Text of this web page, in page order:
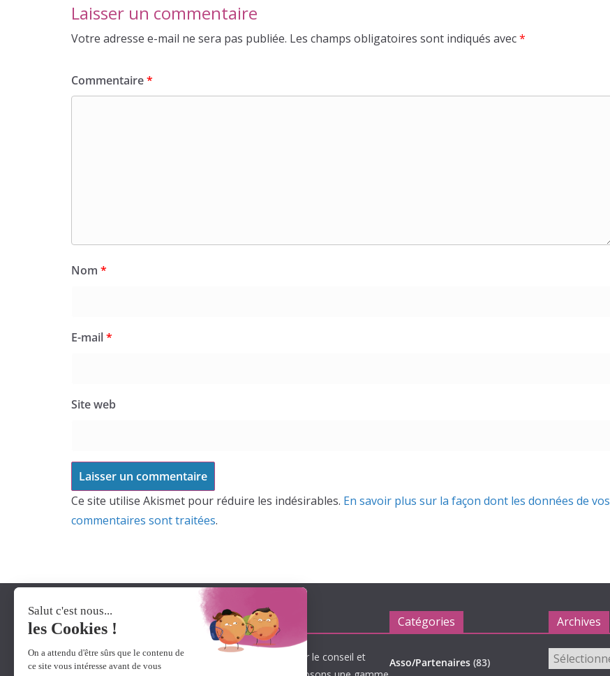
Laisser un commentaire
Votre adresse e-mail ne sera pas publiée. Les champs obligatoires sont indiqués avec*
Commentaire*
Nom *
E-mail*
Site web
Ce site utilise Akismet pour réduire les indésirables. En savoir plus sur la façon dont les données de vos
commentaires sont traitées.
A propos de Lexidys
Lexidys met à votre disposition son savoir-faire pour le conseil et
Catégories
Asso/Partenaires (83)
Archives
Archives